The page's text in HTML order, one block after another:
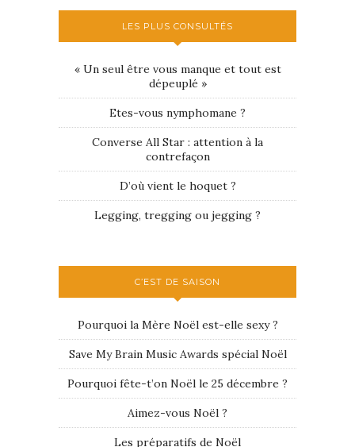
LES PLUS CONSULTÉS
« Un seul être vous manque et tout est
dépeuplé »
Etes-vous nymphomane ?
Converse All Star : attention à la
contrefaçon
D’où vient le hoquet ?
Legging, tregging ou jegging ?
C’EST DE SAISON
Pourquoi la Mère Noël est-elle sexy ?
Save My Brain Music Awards spécial Noël
Pourquoi fête-t’on Noël le 25 décembre ?
Aimez-vous Noël ?
Les préparatifs de Noël